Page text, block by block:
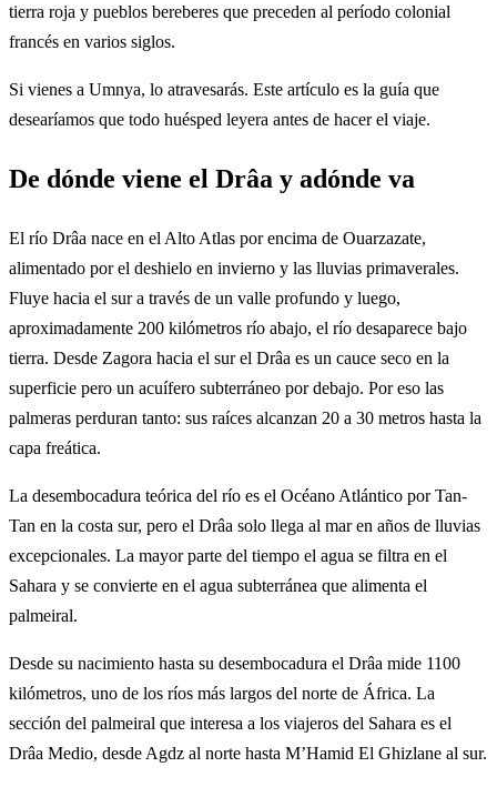
tierra roja y pueblos bereberes que preceden al período colonial
francés en varios siglos.
Si vienes a Umnya, lo atravesarás. Este artículo es la guía que
desearíamos que todo huésped leyera antes de hacer el viaje.
De dónde viene el Drâa y adónde va
El río Drâa nace en el Alto Atlas por encima de Ouarzazate,
alimentado por el deshielo en invierno y las lluvias primaverales.
Fluye hacia el sur a través de un valle profundo y luego,
aproximadamente 200 kilómetros río abajo, el río desaparece bajo
tierra. Desde Zagora hacia el sur el Drâa es un cauce seco en la
superficie pero un acuífero subterráneo por debajo. Por eso las
palmeras perduran tanto: sus raíces alcanzan 20 a 30 metros hasta la
capa freática.
La desembocadura teórica del río es el Océano Atlántico por Tan-
Tan en la costa sur, pero el Drâa solo llega al mar en años de lluvias
excepcionales. La mayor parte del tiempo el agua se filtra en el
Sahara y se convierte en el agua subterránea que alimenta el
palmeiral.
Desde su nacimiento hasta su desembocadura el Drâa mide 1100
kilómetros, uno de los ríos más largos del norte de África. La
sección del palmeiral que interesa a los viajeros del Sahara es el
Drâa Medio, desde Agdz al norte hasta M’Hamid El Ghizlane al sur.